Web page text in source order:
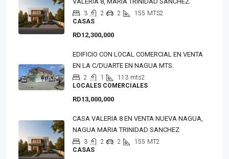
3 2 2 155 MTS2
CASAS
RD12,300,000
EDIFICIO CON LOCAL COMERCIAL EN VENTA
EN LA C/DUARTE EN NAGUA MTS.
2 1 113 mts2
LOCALES COMERCIALES
RD13,000,000
CASA VALERIA 8 EN VENTA NUEVA NAGUA,
NAGUA MARIA TRINIDAD SANCHEZ
3 2 2 155 MT2
CASAS